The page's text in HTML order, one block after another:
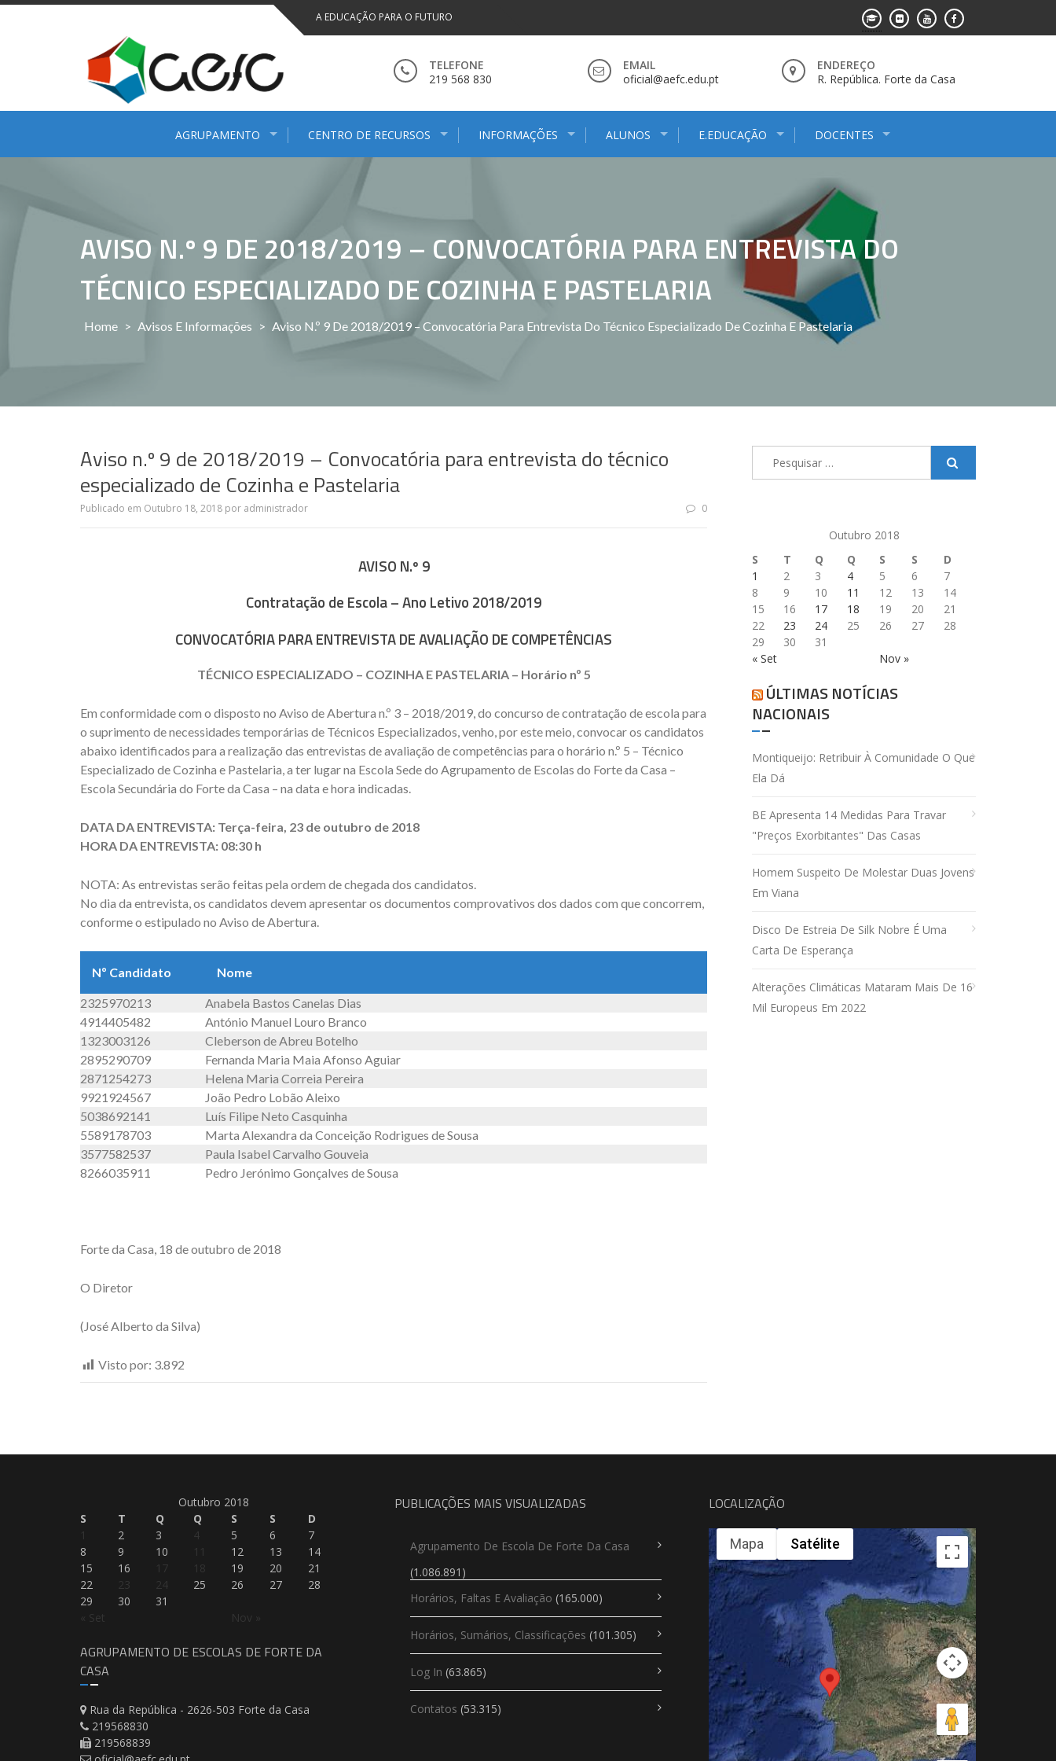
Saltar
A EDUCAÇÃO PARA O FUTURO
TELEFONE
219 568 830
EMAIL
oficial@aefc.edu.pt
ENDEREÇO
R. República. Forte da Casa
AGRUPAMENTO CENTRO DE RECURSOS INFORMAÇÕES ALUNOS E.EDUCAÇÃO DOCENTES
AVISO N.º 9 DE 2018/2019 – CONVOCATÓRIA PARA ENTREVISTA DO
TÉCNICO ESPECIALIZADO DE COZINHA E PASTELARIA
Home > Avisos E Informações > Aviso N.º 9 De 2018/2019 – Convocatória Para Entrevista Do Técnico Especializado De Cozinha E Pastelaria
Aviso n.º 9 de 2018/2019 – Convocatória para entrevista do técnico
especializado de Cozinha e Pastelaria
Publicado em Outubro 18, 2018 por administrador 0
AVISO N.º 9
Contratação de Escola – Ano Letivo 2018/2019
CONVOCATÓRIA PARA ENTREVISTA DE AVALIAÇÃO DE COMPETÊNCIAS
TÉCNICO ESPECIALIZADO – COZINHA E PASTELARIA – Horário nº 5
Em conformidade com o disposto no Aviso de Abertura n.º 3 – 2018/2019, do concurso de contratação de escola para
o suprimento de necessidades temporárias de Técnicos Especializados, venho, por este meio, convocar os candidatos
abaixo identificados para a realização das entrevistas de avaliação de competências para o horário n.º 5 – Técnico
Especializado de Cozinha e Pastelaria, a ter lugar na Escola Sede do Agrupamento de Escolas do Forte da Casa –
Escola Secundária do Forte da Casa – na data e hora indicadas.
DATA DA ENTREVISTA: Terça-feira, 23 de outubro de 2018
HORA DA ENTREVISTA: 08:30 h
NOTA: As entrevistas serão feitas pela ordem de chegada dos candidatos.
No dia da entrevista, os candidatos devem apresentar os documentos comprovativos dos dados com que concorrem,
conforme o estipulado no Aviso de Abertura.
Nº Candidato Nome
2325970213
Anabela Bastos Canelas Dias
4914405482
António Manuel Louro Branco
1323003126
Cleberson de Abreu Botelho
2895290709
Fernanda Maria Maia Afonso Aguiar
2871254273
Helena Maria Correia Pereira
9921924567
João Pedro Lobão Aleixo
5038692141
Luís Filipe Neto Casquinha
5589178703
Marta Alexandra da Conceição Rodrigues de Sousa
3577582537
Paula Isabel Carvalho Gouveia
8266035911
Pedro Jerónimo Gonçalves de Sousa
Forte da Casa, 18 de outubro de 2018
O Diretor
(José Alberto da Silva)
Visto por: 3.892
Outubro 2018
S
T Q Q S S D
« Set Nov »
1 2 3 4 5 6
7
8
9 10 11 12 13
14
15
16 17 18 19 20
21
22
23 24 25 26 27
28
29
30 31
ÚLTIMAS NOTÍCIAS
NACIONAIS
Montiqueijo: Retribuir À Comunidade O Que
Ela Dá
BE Apresenta 14 Medidas Para Travar
"preços Exorbitantes" Das Casas
Homem Suspeito De Molestar Duas Jovens
Em Viana
Disco De Estreia De Silk Nobre É Uma
Carta De Esperança
Alterações Climáticas Mataram Mais De 16
Mil Europeus Em 2022
Outubro 2018
S
T Q Q S S D
« Set Nov »
1 2 3 4 5 6
7
8
9 10 11 12 13
14
15
16 17 18 19 20
21
22
23 24 25 26 27
28
29
30 31
AGRUPAMENTO DE ESCOLAS DE FORTE DA
CASA
Rua da República - 2626-503 Forte da Casa
219568830
219568839
PUBLICAÇÕES MAIS VISUALIZADAS
Agrupamento De Escola De Forte Da Casa
(1.086.891)
Horários, Faltas E Avaliação (165.000)
Horários, Sumários, Classificações (101.305)
Log In (63.865)
Contatos (53.315)
LOCALIZAÇÃO
Mapa Satélite